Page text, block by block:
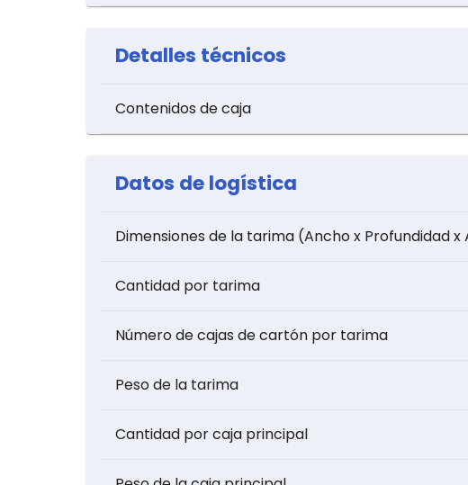
Detalles técnicos
Contenidos de caja
Datos de logística
Dimensiones de la tarima (Ancho x Profundidad x
Cantidad por tarima
Número de cajas de cartón por tarima
Peso de la tarima
Cantidad por caja principal